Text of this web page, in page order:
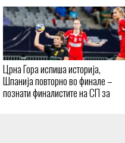
Црна Гора испиша историја,
Шпанија повторно во финале –
познати финалистите на СП за